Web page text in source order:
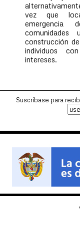
vez que
emergencia
construcción
individuos
intereses.
Suscríbase para